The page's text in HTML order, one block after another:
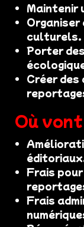
Maintenir
culturels.
Porter
Créer
Où
Frais
Frais